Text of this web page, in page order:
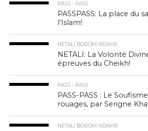
PASS - PASS
PASSPASS: La place du
l’Islam!
NETALI BOROM NDAME
NETALI: La Volonté
épreuves du Cheikh!
PASS - PASS
PASS-PASS : Le
rouages, par Serigne
NETALI BOROM NDAME